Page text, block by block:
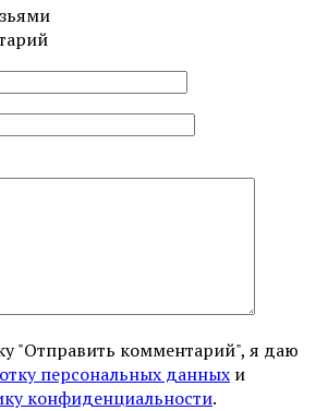
"Отправить комментарий", я даю
персональных данных и
конфиденциальности.